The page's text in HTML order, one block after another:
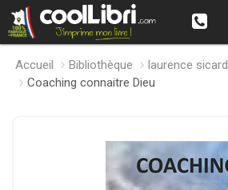
Accueil Bibliothèque
laurence sicard
Coaching connaitre Dieu